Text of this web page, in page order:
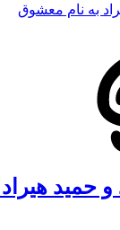
به نام معشوق
و حمید هیراد